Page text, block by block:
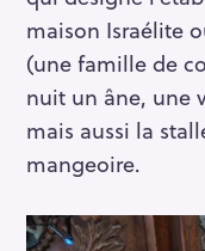
maison Israélite
(une famille de
nuit un âne, une
mais aussi la
mangeoire.